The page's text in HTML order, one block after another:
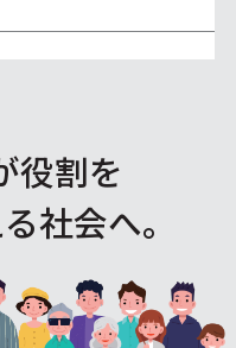
役割を
社会へ。